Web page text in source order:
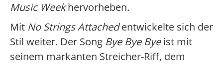
Music Weekhervorheben.
Mit No Strings Attachedentwickelte sich der
Stil weiter. Der Song Bye Bye Byeist mit
seinem markanten Streicher-Riff, dem